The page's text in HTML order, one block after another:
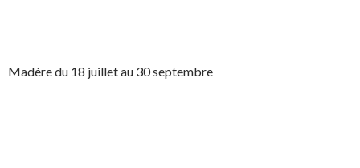
Madère du 18 juillet au 30 septembre